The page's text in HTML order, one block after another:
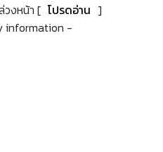
วงหน้า [ โปรดอ่าน ]
information -